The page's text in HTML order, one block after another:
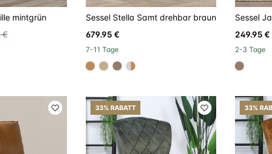
mintgrün
€
Sessel Stella Samt drehbar braun
679.95 €
7-11 Tage
#be8957
#c4ad8d
#967b6a
linear-gradient(to right,
Sessel
249.95 €
2-3 Tage
#967b6a
33% RABATT 33%